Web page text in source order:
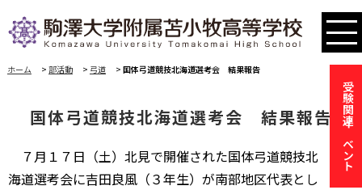
受験関連イベント
ホーム > 部活動 > 弓道 > 国体弓道競技北海道選考会 結果報告
国体弓道競技北海道選考会 結果報告
７月１７日（土）北見で開催された国体弓道競技北
海道選考会に吉田良風（３年生）が南部地区代表とし